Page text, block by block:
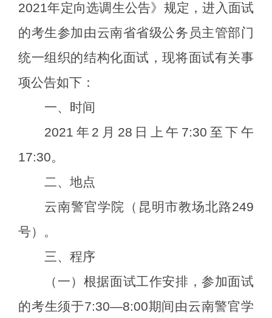
2021年定向选调生公告》规定 ，进入面试
的考生参加由云南省省级公务员主管部门
统一组织的结构化面试，现将面试有关事
项公告如下：
一、时间
2021 年 2 月 28 日上午 7:30 至下午
17:30。
二、地点
云南警官学院（昆明市教场北路249
号）。
三、程序
（一）根据面试工作安排，参加面试
的考生须于7:30—8:00期间由云南警官学